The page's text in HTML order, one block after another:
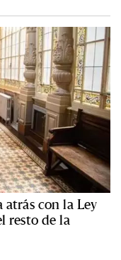
con la Ley
resto de la